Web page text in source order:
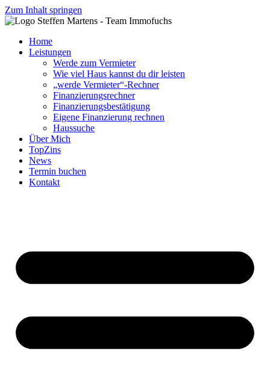
Zum Inhalt springen
Home
Leistungen
Werde zum Vermieter
Wie viel Haus kannst du dir leisten
„werde Vermieter“-Rechner
Finanzierungsrechner
Finanzierungsbestätigung
Eigene Finanzierung rechnen
Haussuche
Über Mich
TopZins
News
Termin buchen
Kontakt